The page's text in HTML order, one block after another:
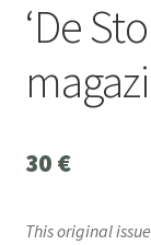
‘De
30 €
This original